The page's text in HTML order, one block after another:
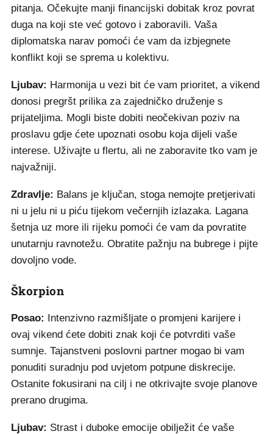
pitanja. Očekujte manji financijski dobitak kroz povrat
duga na koji ste već gotovo i zaboravili. Vaša
diplomatska narav pomoći će vam da izbjegnete
konflikt koji se sprema u kolektivu.
Ljubav: Harmonija u vezi bit će vam prioritet, a vikend
donosi pregršt prilika za zajedničko druženje s
prijateljima. Mogli biste dobiti neočekivan poziv na
proslavu gdje ćete upoznati osobu koja dijeli vaše
interese. Uživajte u flertu, ali ne zaboravite tko vam je
najvažniji.
Zdravlje: Balans je ključan, stoga nemojte pretjerivati
ni u jelu ni u piću tijekom večernjih izlazaka. Lagana
šetnja uz more ili rijeku pomoći će vam da povratite
unutarnju ravnotežu. Obratite pažnju na bubrege i pijte
dovoljno vode.
Škorpion
Posao: Intenzivno razmišljate o promjeni karijere i
ovaj vikend ćete dobiti znak koji će potvrditi vaše
sumnje. Tajanstveni poslovni partner mogao bi vam
ponuditi suradnju pod uvjetom potpune diskrecije.
Ostanite fokusirani na cilj i ne otkrivajte svoje planove
prerano drugima.
Ljubav: Strast i duboke emocije obilježit će vaše